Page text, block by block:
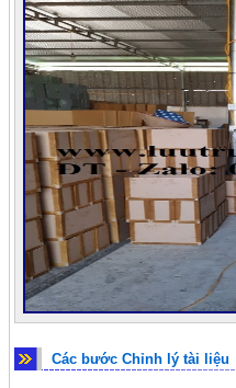
Các bước Chỉnh lý tài liệu